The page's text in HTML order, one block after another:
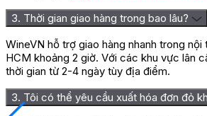
3. Thời gian giao hàng trong bao lâu?
WineVN hỗ trợ giao hàng nhanh trong nội
HCM khoảng 2 giờ. Với các khu vực lân
thời gian từ 2-4 ngày tùy địa điểm.
3. Tôi có thể yêu cầu xuất hóa đơn đỏ